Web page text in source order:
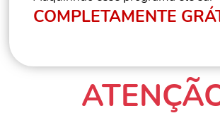
COMPLETAMENTE